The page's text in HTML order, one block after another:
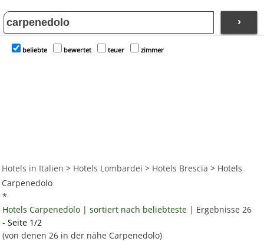
›
beliebte bewertet teuer zimmer
Hotels in Italien > Hotels Lombardei > Hotels Brescia > Hotels
Carpenedolo
*
Hotels Carpenedolo | sortiert nach beliebteste | Ergebnisse 26
-Seite 1/2
(von denen 26 in der nähe Carpenedolo)